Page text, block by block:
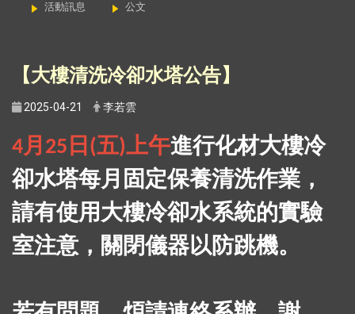
活動訊息 公文
【大樓清洗冷卻水塔公告】
2025-04-21 李若雲
4月 25 日 (五)上午進行化材大樓冷
卻水塔每月固定保養清洗作業，
請有使用大樓冷卻水系統的實驗
室注意，關閉儀器以防跳機。